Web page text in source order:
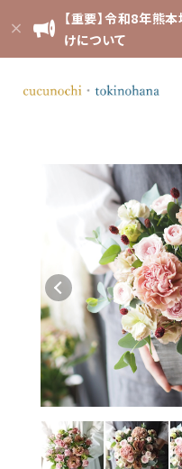
【重要】令和8年熊
けについて